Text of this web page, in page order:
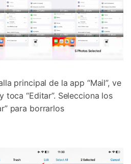
principal de la app “Mail”, ve
toca “Editar”. Selecciona los
para borrarlos